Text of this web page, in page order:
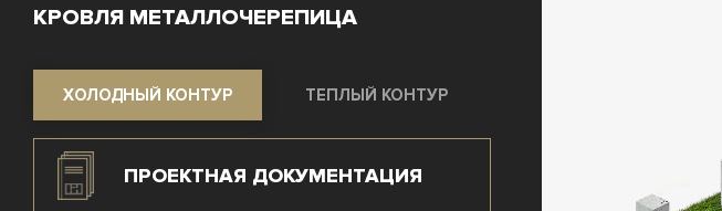
КРОВЛЯ МЕТАЛЛОЧЕРЕПИЦА
ХОЛОДНЫЙ КОНТУР ТЕПЛЫЙ КОНТУР
ПРОЕКТНАЯ ДОКУМЕНТАЦИЯ